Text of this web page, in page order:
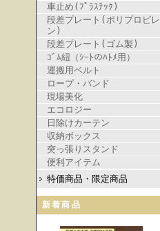
車止め(ﾌﾟﾗｽﾁｯｸ)
段差プレート(ポリプロピレ
ン)
段差プレート(ゴム製)
ｺﾞﾑ紐（ｼｰﾄのﾊﾄﾒ用）
運搬用ベルト
ロープ・バンド
現場美化
エコロジー
日除けカーテン
収納ボックス
突っ張りスタンド
便利アイテム
特価商品・限定商品
新着商品